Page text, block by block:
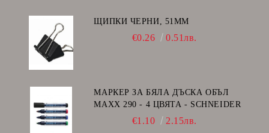
ЩИПКИ ЧЕРНИ, 51ММ
€0.26 0.51лв.
МАРКЕР ЗА БЯЛА ДЪСКА ОБЪЛ
MAXX 290 - 4 ЦВЯТА - SCHNEIDER
€1.10 2.15лв.